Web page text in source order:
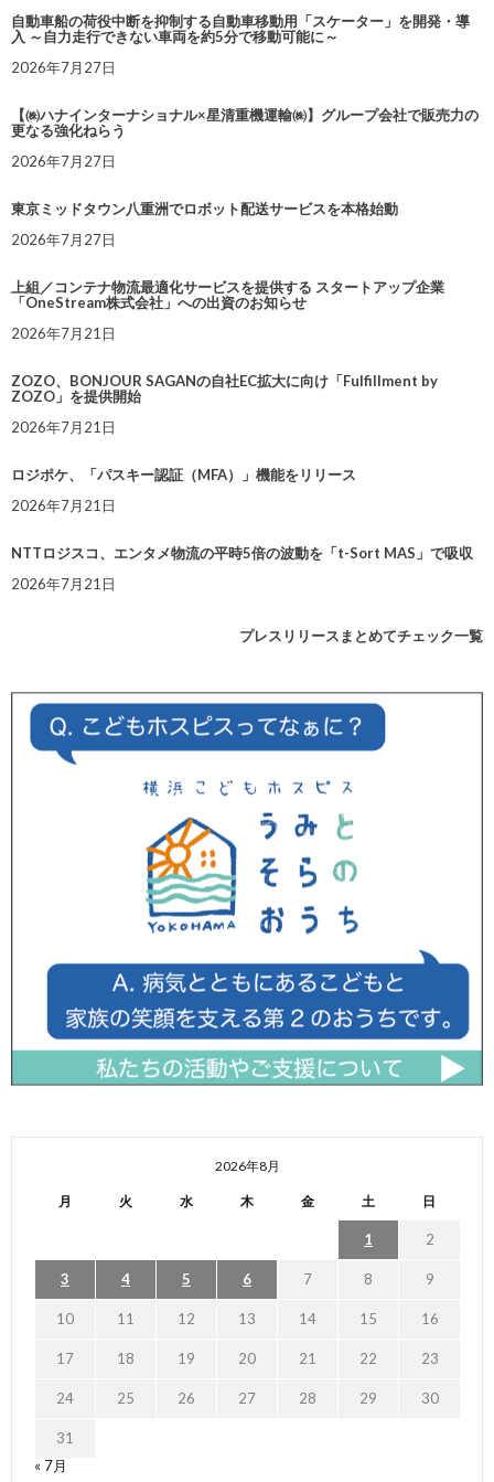
自動車船の荷役中断を抑制する自動車移動用「スケーター」を開発・導
入 ～自力走行できない車両を約5分で移動可能に～
2026年7月27日
【㈱ハナインターナショナル×星清重機運輸㈱】グループ会社で販売力の
更なる強化ねらう
2026年7月27日
東京ミッドタウン八重洲でロボット配送サービスを本格始動
2026年7月27日
上組／コンテナ物流最適化サービスを提供する スタートアップ企業
「OneStream株式会社」への出資のお知らせ
2026年7月21日
ZOZO、BONJOUR SAGANの自社EC拡大に向け「Fulfillment by
ZOZO」を提供開始
2026年7月21日
ロジポケ、「パスキー認証（MFA）」機能をリリース
2026年7月21日
NTTロジスコ、エンタメ物流の平時5倍の波動を「t-Sort MAS」で吸収
2026年7月21日
プレスリリースまとめてチェック一覧
2026年8月
月 火 水 木 金 土 日
1 2
3 4 5 6 7 8 9
10 11 12 13 14 15 16
17 18 19 20 21 22 23
24 25 26 27 28 29 30
31
« 7月